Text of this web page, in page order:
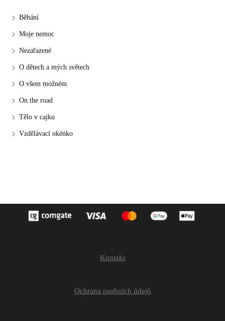
Běhání
Moje nemoc
Nezařazené
O dětech a mých světech
O všem možném
On the road
Tělo v cajku
Vzdělávací okénko
Kontakt
Ochrana osobních údajů